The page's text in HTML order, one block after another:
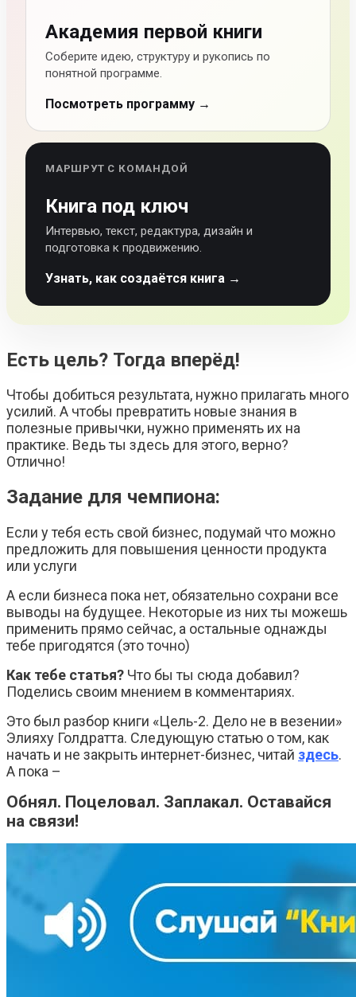
Академия первой книги
Соберите идею, структуру и рукопись по
понятной программе.
Посмотреть программу →
МАРШРУТ С КОМАНДОЙ
Книга под ключ
Интервью, текст, редактура, дизайн и
подготовка к продвижению.
Узнать, как создаётся книга →
Есть цель? Тогда вперёд!
Чтобы добиться результата, нужно прилагать много
усилий. А чтобы превратить новые знания в
полезные привычки, нужно применять их на
практике. Ведь ты здесь для этого, верно?
Отлично!
Задание для чемпиона:
Если у тебя есть свой бизнес, подумай что можно
предложить для повышения ценности продукта
или услуги
А если бизнеса пока нет, обязательно сохрани все
выводы на будущее. Некоторые из них ты можешь
применить прямо сейчас, а остальные однажды
тебе пригодятся (это точно)
Как тебе статья? Что бы ты сюда добавил?
Поделись своим мнением в комментариях.
Это был разбор книги «Цель-2. Дело не в везении»
Элияху Голдратта. Следующую статью о том, как
начать и не закрыть интернет-бизнес, читай здесь.
А пока –
Обнял. Поцеловал. Заплакал. Оставайся
на связи!